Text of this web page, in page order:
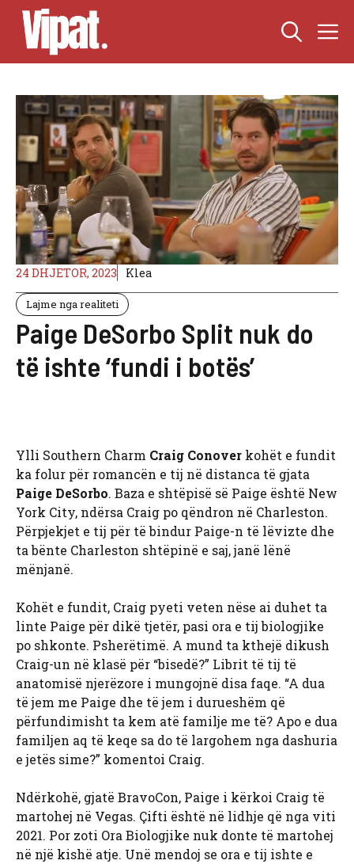
Skip
content
24 DHJETOR, 2023 Klea
Lajme nga realiteti
Paige DeSorbo Split nuk do
të ishte ‘fundi i botës’
Ylli Southern Charm Craig Conover kohët e fundit
ka folur për romancën e tij në distanca të gjata
Paige DeSorbo. Baza e shtëpisë së Paige është New
York City, ndërsa Craig po qëndron në Charleston.
Përpjekjet e tij për të bindur Paige-n të lëvizte dhe
ta bënte Charleston shtëpinë e saj, janë lënë
mënjanë.
Kohët e fundit, Craig pyeti veten nëse ai duhet ta
linte Paige për dikë tjetër, pasi ora e tij biologjike
po shkonte. Psherëtimë. A mund ta kthejë dikush
Craig-un në klasë për “bisedë?” Librit të tij të
anatomisë njerëzore i mungojnë disa faqe. “A dua
të jem me Paige dhe të jem i durueshëm që
përfundimisht ta kem atë familje me të? Apo e dua
familjen aq të keqe sa do të largohem nga dashuria
e jetës sime?” komentoi Craig.
Ndërkohë, gjatë BravoCon, Paige i kërkoi Craig të
martohej në Vegas. Çifti është në lidhje që nga viti
2021. Por zoti Ora Biologjike nuk donte të martohej
në një kishë atje. Unë mendoj se ora e tij ishte e